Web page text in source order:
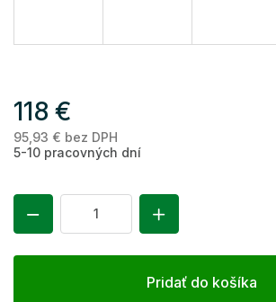
118 €
95,93 € bez DPH
5-10 pracovných dní
Pridať do košíka